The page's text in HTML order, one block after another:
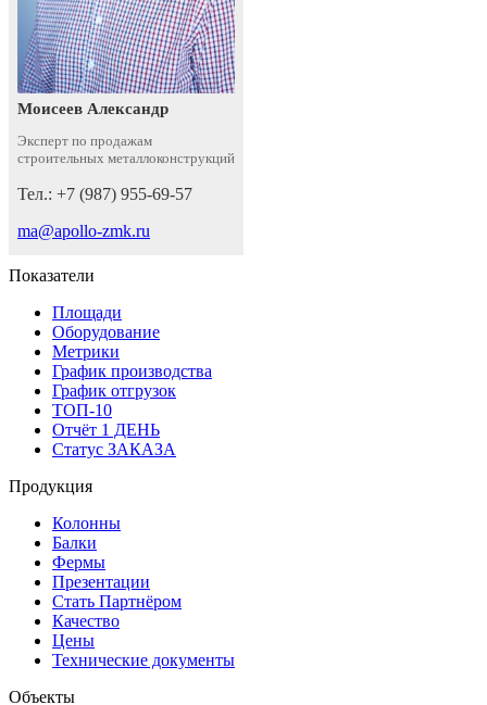
Моисеев Александр
Эксперт по продажам
строительных металлоконструкций
Тел.: +7 (987) 955-69-57
ma@apollo-zmk.ru
Показатели
Площади
Оборудование
Метрики
График производства
График отгрузок
ТОП-10
Отчёт 1 ДЕНЬ
Статус ЗАКАЗА
Продукция
Колонны
Балки
Фермы
Презентации
Стать Партнёром
Качество
Цены
Технические документы
Объекты